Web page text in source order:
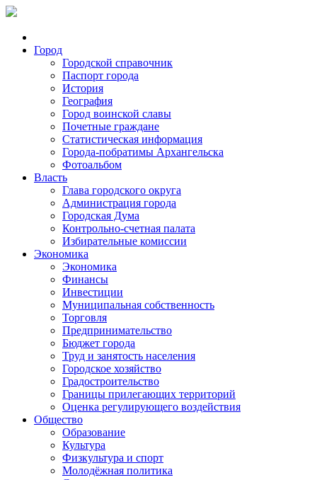
Город
Городской справочник
Паспорт города
История
География
Город воинской славы
Почетные граждане
Статистическая информация
Города-побратимы Архангельска
Фотоальбом
Власть
Глава городского округа
Администрация города
Городская Дума
Контрольно-счетная палата
Избирательные комиссии
Экономика
Экономика
Финансы
Инвестиции
Муниципальная собственность
Торговля
Предпринимательство
Бюджет города
Труд и занятость населения
Городское хозяйство
Градостроительство
Границы прилегающих территорий
Оценка регулирующего воздействия
Общество
Образование
Культура
Физкультура и спорт
Молодёжная политика